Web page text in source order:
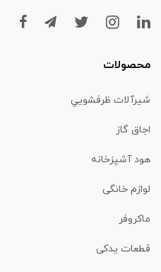
محصولات
شیرآلات ظرفشويي
اجاق گاز
هود آشپزخانه
لوازم خانگی
ماكروفر
قطعات یدکی